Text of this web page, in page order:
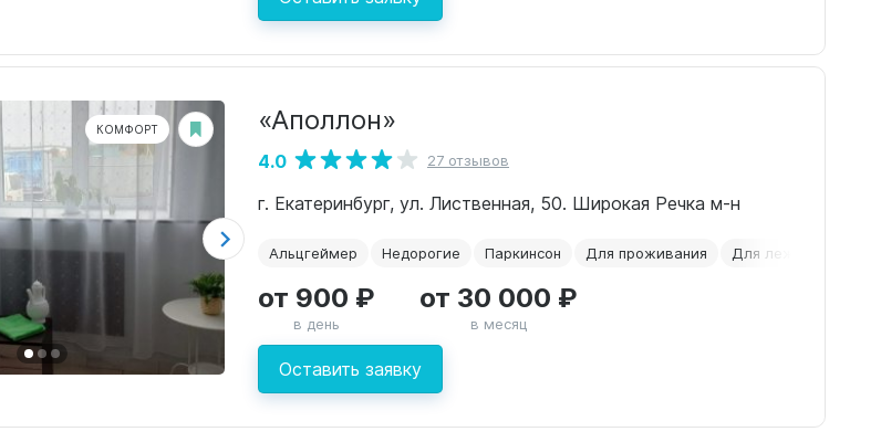
КОМФОРТ «Аполлон»
4.0 27 отзывов
г. Екатеринбург, ул. Лиственная, 50. Широкая Речка м-н
Альцгеймер Недорогие Паркинсон Для проживания Для лежачих
Оставить заявку
от 900 ₽
в день
от 30 000 ₽
в месяц